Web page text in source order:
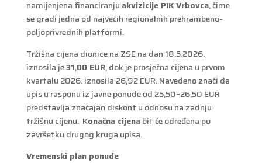
namijenjena financiranju akvizicije PIK Vrbovca, čime
se gradi jedna od najvećih regionalnih prehrambeno-
poljoprivrednih platformi.
Tržišna cijena dionice na ZSE na dan 18.5.2026.
iznosila je31,00 EUR, dok je prosječna cijena u prvom
kvartalu 2026. iznosila 26,92 EUR. Navedeno znači da
upis u rasponu iz javne ponude od 25,50–26,50 EUR
predstavlja značajan diskont u odnosu na zadnju
tržišnu cijenu. Konačna cijenabit će određena po
završetku drugog kruga upisa.
Vremenski plan ponude